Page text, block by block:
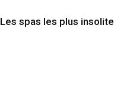
Les spas les plus